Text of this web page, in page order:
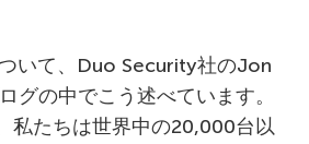
いて、Duo Security社のJon
グの中でこう述べています。
私たちは世界中の20,000台以